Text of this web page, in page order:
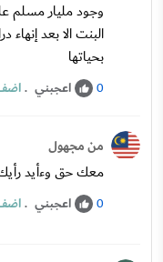
وجود مليار مسلم
البنت الا بعد
بحياتها
0 اعجبني .
من مجهول
معك حق وءأيد
0 اعجبني .